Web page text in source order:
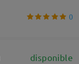
0
disponible